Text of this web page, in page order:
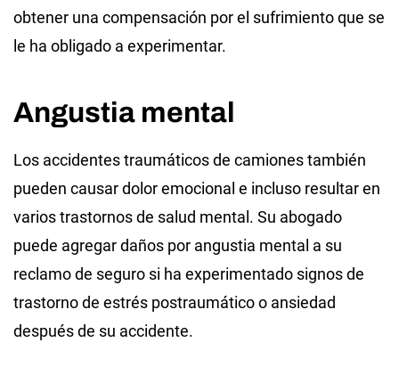
obtener una compensación por el sufrimiento que se
le ha obligado a experimentar.
Angustia mental
Los accidentes traumáticos de camiones también
pueden causar dolor emocional e incluso resultar en
varios trastornos de salud mental. Su abogado
puede agregar daños por angustia mental a su
reclamo de seguro si ha experimentado signos de
trastorno de estrés postraumático o ansiedad
después de su accidente.